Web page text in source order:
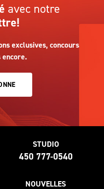
avec notre
exclusives, concours
encore.
STUDIO
450 777-0540
NOUVELLES